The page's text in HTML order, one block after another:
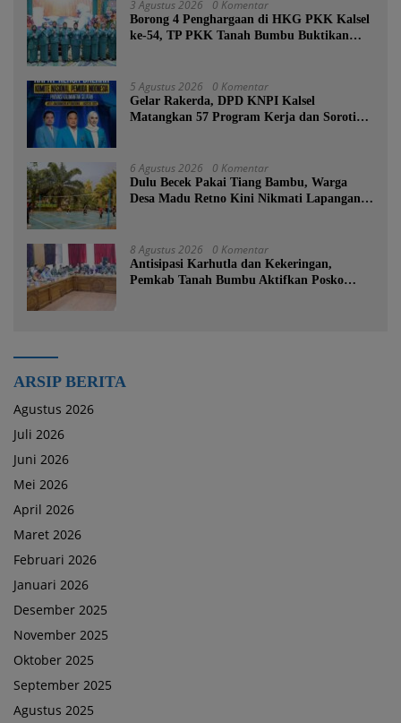
3 Agustus 2026 0 Komentar
Borong 4 Penghargaan di HKG PKK Kalsel
ke-54, TP PKK Tanah Bumbu Buktikan
5 Agustus 2026 0 Komentar
Gelar Rakerda, DPD KNPI Kalsel
Matangkan 57 Program Kerja dan Soroti
6 Agustus 2026 0 Komentar
Dulu Becek Pakai Tiang Bambu, Warga
Desa Madu Retno Kini Nikmati Lapangan
8 Agustus 2026 0 Komentar
Antisipasi Karhutla dan Kekeringan,
Pemkab Tanah Bumbu Aktifkan Posko
ARSIP BERITA
Agustus 2026
Juli 2026
Juni 2026
Mei 2026
April 2026
Maret 2026
Februari 2026
Januari 2026
Desember 2025
November 2025
Oktober 2025
September 2025
Agustus 2025